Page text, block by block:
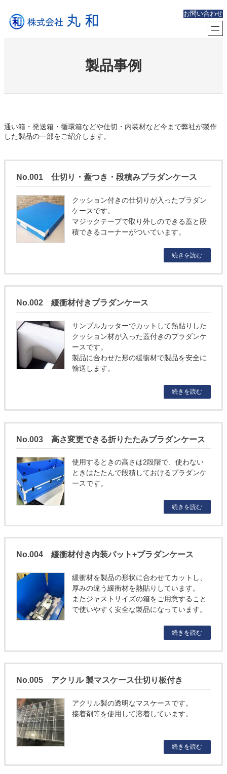
容
を
ス
お問い合わせ
製品事例
通い箱・発送箱・循環箱などや仕切・内装材など今まで弊社が製作
した製品の一部をご紹介します。
No.001 仕切り・蓋つき・段積みプラダンケース
クッション付きの仕切りが入ったプラダン
ケースです。
マジックテープで取り外しのできる蓋と段
積できるコーナーがついています。
続きを読む
No.002 緩衝材付きプラダンケース
サンプルカッターでカットして熱貼りした
クッション材が入った蓋付きのプラダンケ
ースです。
製品に合わせた形の緩衝材で製品を安全に
輸送します。
続きを読む
No.003 高さ変更できる折りたたみプラダンケース
使用するときの高さは2段階で、使わない
ときはたたんで段積しておけるプラダンケ
ースです。
続きを読む
No.004 緩衝材付き内装パット+プラダンケース
緩衝材を製品の形状に合わせてカットし、
厚みの違う緩衝材を熱貼りしています。
またジャストサイズの箱をご用意すること
で使いやすく安全な製品になっています。
続きを読む
No.005 アクリル 製マスケース仕切り板付き
アクリル製の透明なマスケースです。
接着剤等を使用して溶着しています。
続きを読む